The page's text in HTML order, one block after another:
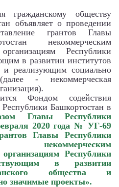
гражданскому обществу
объявляет о проведении
грантов Главы
некоммерческим
Республики
в развитии институтов
и реализующим социально
- некоммерческая
.
Фондом содействия
Республики Башкортостан в
Главы Республики
2020 года № УГ-69
Главы Республики
Республики
в развитии
общества и
значимые проекты».